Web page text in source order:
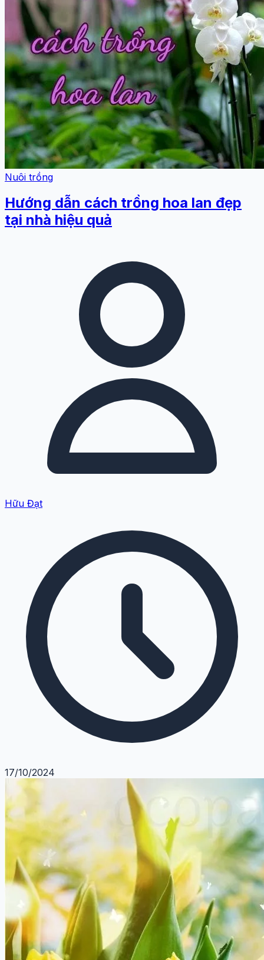
Nuôi trồng
Hướng dẫn cách trồng hoa lan đẹp
tại nhà hiệu quả
Hữu Đạt
17/10/2024